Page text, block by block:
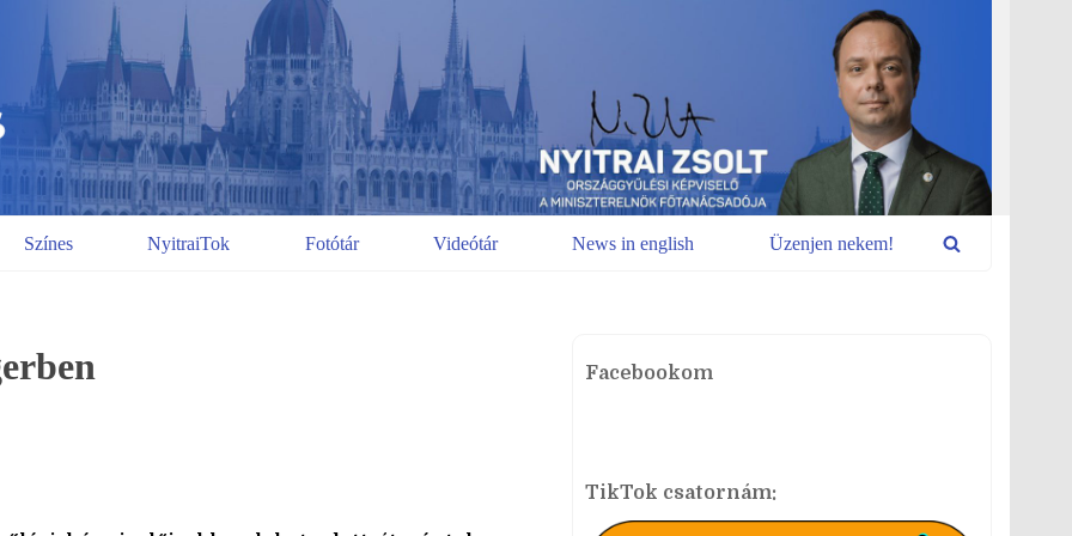
Színes NyitraiTok Fotótár Videótár News in english Üzenjen nekem!
Facebookom
TikTok csatornám: